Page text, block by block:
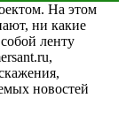
На этом
ни какие
ленту
новостей